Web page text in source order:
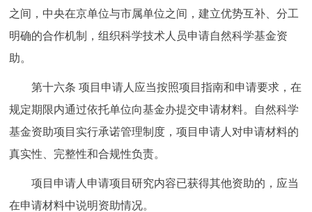
之间，中央在京单位与市属单位之间，建立优势互补、分工
明确的合作机制，组织科学技术人员申请自然科学基金资
助。
第十六条 项目申请人应当按照项目指南和申请要求，在
规定期限内通过依托单位向基金办提交申请材料。自然科学
基金资助项目实行承诺管理制度，项目申请人对申请材料的
真实性、完整性和合规性负责。
项目申请人申请项目研究内容已获得其他资助的，应当
在申请材料中说明资助情况。